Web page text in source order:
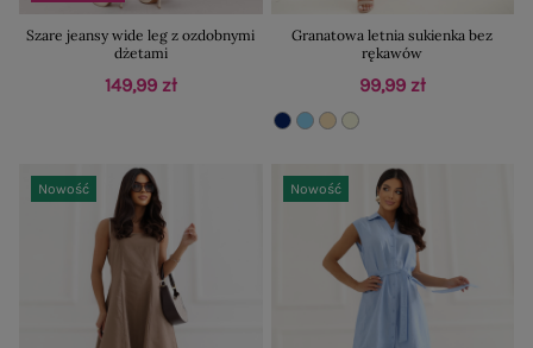
Szare jeansy wide leg z ozdobnymi
dżetami
149,99 zł
Granatowa letnia sukienka bez
rękawów
99,99 zł
Nowość Nowość